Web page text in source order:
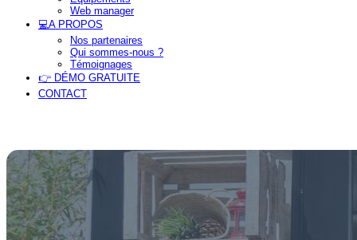
Web manager
💻A PROPOS
Nos partenaires
Qui sommes-nous ?
Témoignages
👉 DÉMO GRATUITE
CONTACT